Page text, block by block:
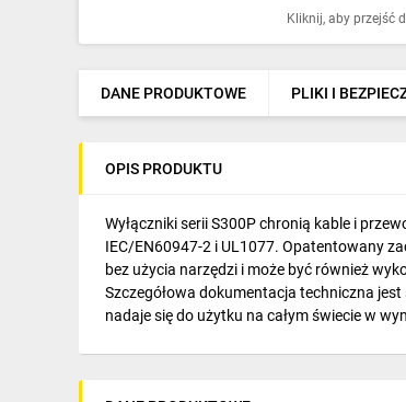
Ogrzewanie
Elektronarzędzia i mierniki
Napędy elektryczne
Pneumatyka
Dom i ogród
Klimatyzacja
IT, GSM
Kliknij, aby przejść
DANE PRODUKTOWE PLIKI I
OPIS PRODUKTU
Wyłączniki serii S300P chronią kable i
IEC/EN60947-2 i UL1077. Opatentowany
bez użycia narzędzi i może być również
Szczegółowa dokumentacja techniczna
nadaje się do użytku na całym świecie w